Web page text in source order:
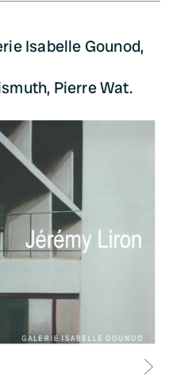
Isabelle Gounod,
Pierre Wat.